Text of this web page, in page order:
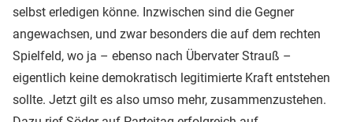
selbst erledigen könne. Inzwischen sind die Gegner
angewachsen, und zwar besonders die auf dem rechten
Spielfeld, wo ja – ebenso nach Übervater Strauß –
eigentlich keine demokratisch legitimierte Kraft entstehen
sollte. Jetzt gilt es also umso mehr, zusammenzustehen.